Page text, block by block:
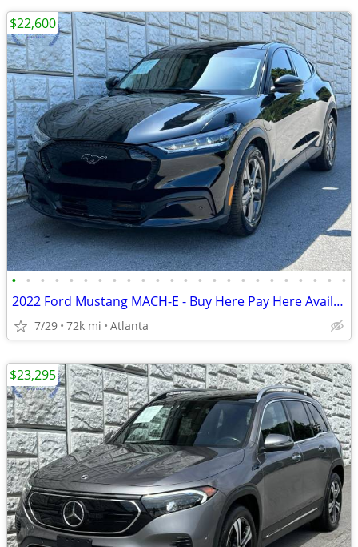
• • • • • • • • • • • • • • • • • • • • • • • •
2022 Ford Mustang MACH-E - Buy Here Pay Here Available!
7/29 72k mi Atlanta
$22,600
$23,295